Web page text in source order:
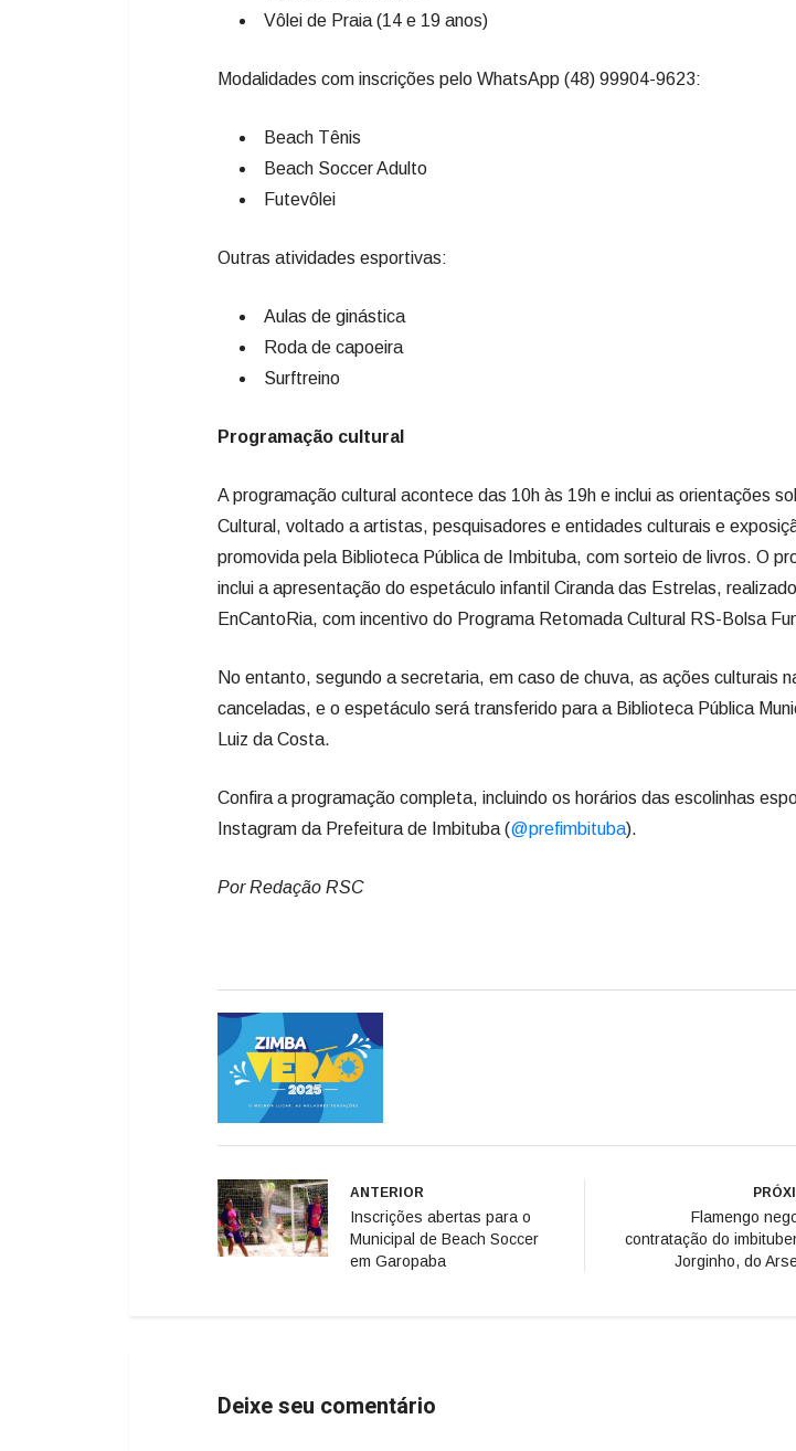
Vôlei de Praia (14 e 19 anos)
Modalidades com inscrições pelo WhatsApp (48) 99904-9623:
Beach Tênis
Beach Soccer Adulto
Futevôlei
Outras atividades esportivas:
Aulas de ginástica
Roda de capoeira
Surftreino
Programação cultural
A programação cultural acontece das 10h às 19h e inclui as orientações
Cultural, voltado a artistas, pesquisadores e entidades culturais e
promovida pela Biblioteca Pública de Imbituba, com sorteio de livros. O
inclui a apresentação do espetáculo infantil Ciranda das Estrelas,
EnCantoRia, com incentivo do Programa Retomada Cultural RS-Bolsa
No entanto, segundo a secretaria, em caso de chuva, as ações culturais
canceladas, e o espetáculo será transferido para a Biblioteca Pública
Luiz da Costa.
Confira a programação completa, incluindo os horários das escolinhas
Instagram da Prefeitura de Imbituba (@prefimbituba).
Por Redação RSC
ANTERIOR
Inscrições abertas para o
Municipal de Beach Soccer
em Garopaba
Flamengo
contratação do
Jorginho, do
Deixe seu comentário